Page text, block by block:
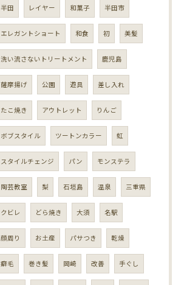
半田 レイヤー 和菓子 半田市
エレガントショート 和食 初 美髪
洗い流さないトリートメント 鹿児島
薩摩揚げ 公園 遊具 差し入れ
たこ焼き アウトレット りんご
ボブスタイル ツートンカラー 虹
スタイルチェンジ パン モンステラ
陶芸教室 梨 石垣島 温泉 三重県
クビレ どら焼き 大須 名駅
顔周り お土産 パサつき 乾燥
癖毛 巻き髪 岡崎 改善 手ぐし